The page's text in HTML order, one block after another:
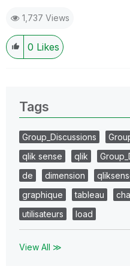
1,737 Views
0 Likes
Tags
Group_Discussions
qlik sense
qlik
de
dimension
graphique
tableau
utilisateurs
load
View All ≫